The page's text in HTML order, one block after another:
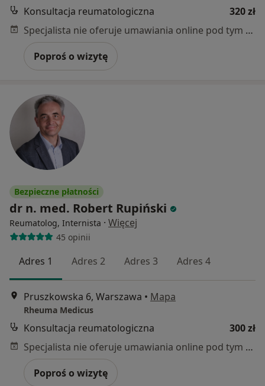
Konsultacja reumatologiczna
320 zł
Specjalista nie oferuje umawiania online pod tym adresem.
Poproś o wizytę
Bezpieczne płatności
dr n. med. Robert Rupiński
Reumatolog, Internista · Więcej
45 opinii
Adres 1 Adres 2 Adres 3 Adres 4
Pruszkowska 6, Warszawa • Mapa
Rheuma Medicus
Konsultacja reumatologiczna
300 zł
Specjalista nie oferuje umawiania online pod tym adresem.
Poproś o wizytę